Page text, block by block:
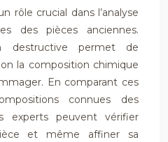
rôle crucial dans l’analyse
des pièces anciennes.
destructive permet de
la composition chimique
En comparant ces
connues des
experts peuvent vérifier
et même affiner sa